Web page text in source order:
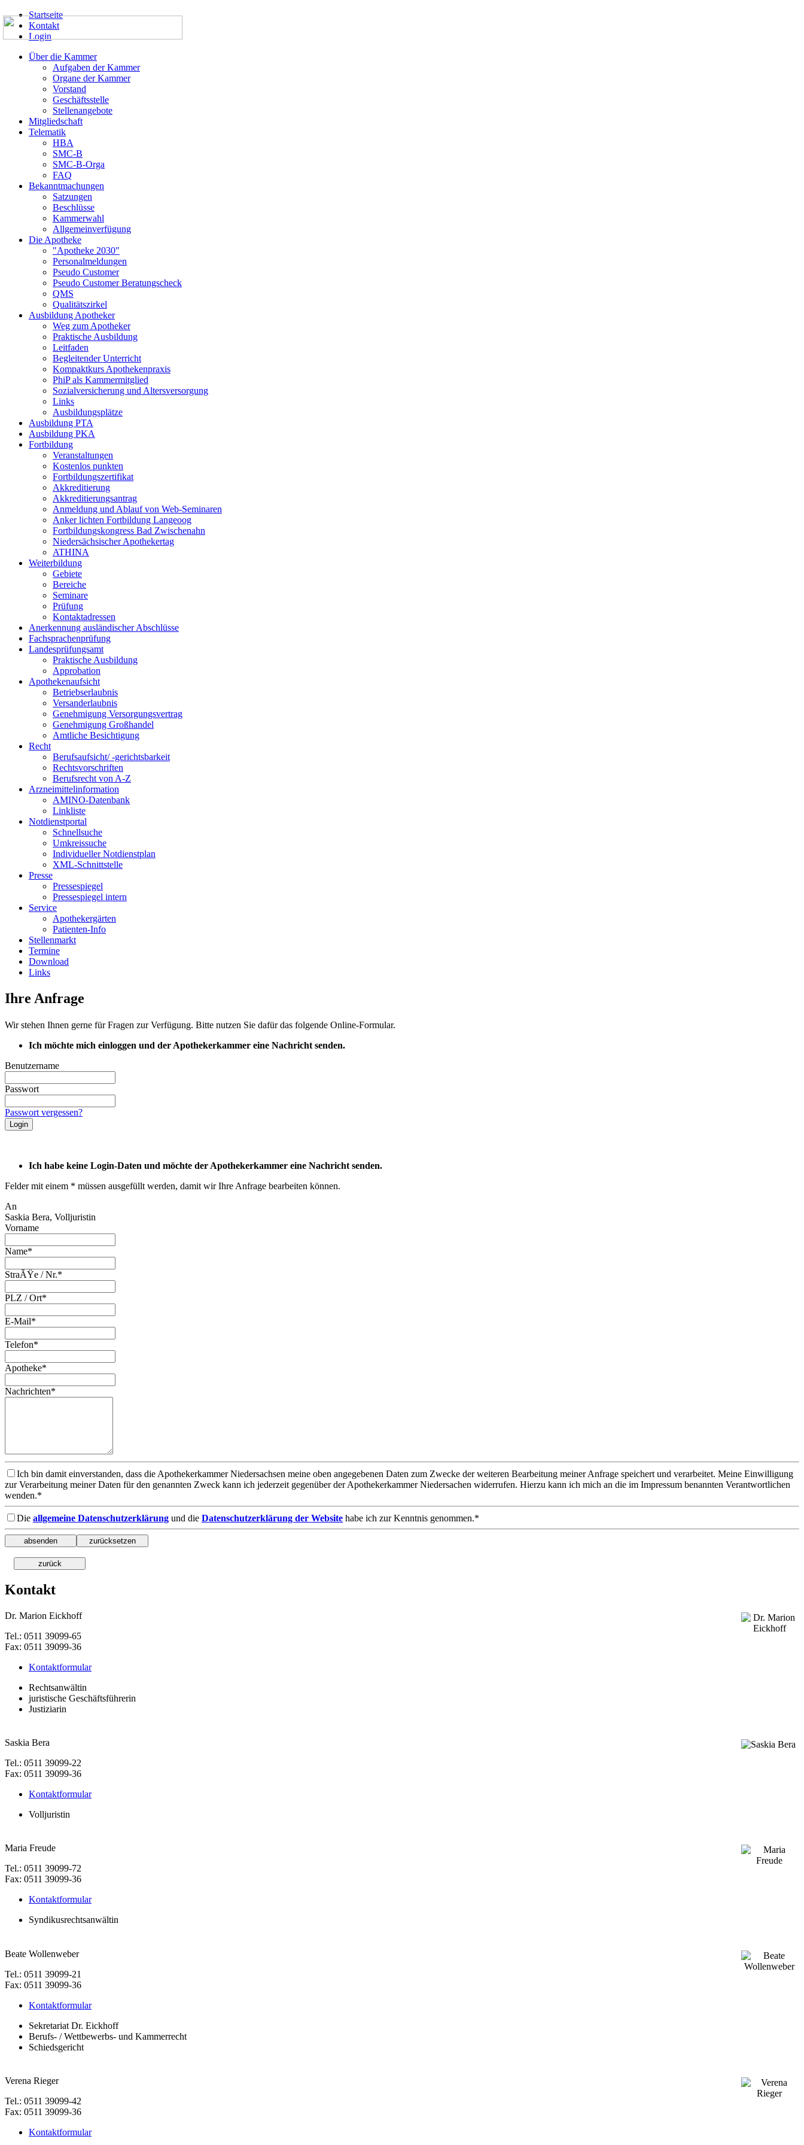
Startseite
Kontakt
Login
Über die Kammer
Aufgaben der Kammer
Organe der Kammer
Vorstand
Geschäftsstelle
Stellenangebote
Mitgliedschaft
Telematik
HBA
SMC-B
SMC-B-Orga
FAQ
Bekanntmachungen
Satzungen
Beschlüsse
Kammerwahl
Allgemeinverfügung
Die Apotheke
"Apotheke 2030"
Personalmeldungen
Pseudo Customer
Pseudo Customer Beratungscheck
QMS
Qualitätszirkel
Ausbildung Apotheker
Weg zum Apotheker
Praktische Ausbildung
Leitfaden
Begleitender Unterricht
Kompaktkurs Apothekenpraxis
PhiP als Kammermitglied
Sozialversicherung und Altersversorgung
Links
Ausbildungsplätze
Ausbildung PTA
Ausbildung PKA
Fortbildung
Veranstaltungen
Kostenlos punkten
Fortbildungszertifikat
Akkreditierung
Akkreditierungsantrag
Anmeldung und Ablauf von Web-Seminaren
Anker lichten Fortbildung Langeoog
Fortbildungskongress Bad Zwischenahn
Niedersächsischer Apothekertag
ATHINA
Weiterbildung
Gebiete
Bereiche
Seminare
Prüfung
Kontaktadressen
Anerkennung ausländischer Abschlüsse
Fachsprachenprüfung
Landesprüfungsamt
Praktische Ausbildung
Approbation
Apothekenaufsicht
Betriebserlaubnis
Versanderlaubnis
Genehmigung Versorgungsvertrag
Genehmigung Großhandel
Amtliche Besichtigung
Recht
Berufsaufsicht/ -gerichtsbarkeit
Rechtsvorschriften
Berufsrecht von A-Z
Arzneimittelinformation
AMINO-Datenbank
Linkliste
Notdienstportal
Schnellsuche
Umkreissuche
Individueller Notdienstplan
XML-Schnittstelle
Presse
Pressespiegel
Pressespiegel intern
Service
Apothekergärten
Patienten-Info
Stellenmarkt
Termine
Download
Links
Ihre Anfrage
Wir stehen Ihnen gerne für Fragen zur Verfügung. Bitte nutzen Sie dafür das folgende Online-Formular.
Ich möchte mich einloggen und der Apothekerkammer eine Nachricht senden.
Benutzername
Passwort
Passwort vergessen?
Ich habe keine Login-Daten und möchte der Apothekerkammer eine Nachricht senden.
Felder mit einem * müssen ausgefüllt werden, damit wir Ihre Anfrage bearbeiten können.
An
Saskia Bera, Volljuristin
Vorname
Name*
StraÃŸe / Nr.*
PLZ / Ort*
E-Mail*
Telefon*
Apotheke*
Nachrichten*
Ich bin damit einverstanden, dass die Apothekerkammer Niedersachsen meine oben angegebenen Daten zum Zwecke der weiteren Bearbeitung meiner Anfrage speichert und verarbeitet. Meine Einwilligung
zur Verarbeitung meiner Daten für den genannten Zweck kann ich jederzeit gegenüber der Apothekerkammer Niedersachen widerrufen. Hierzu kann ich mich an die im Impressum benannten Verantwortlichen
wenden.*
Die allgemeine Datenschutzerklärung und die Datenschutzerklärung der Website habe ich zur Kenntnis genommen.*
Kontakt
Dr. Marion Eickhoff
Tel.: 0511 39099-65
Fax: 0511 39099-36
Kontaktformular
Rechtsanwältin
juristische Geschäftsführerin
Justiziarin
Saskia Bera
Tel.: 0511 39099-22
Fax: 0511 39099-36
Kontaktformular
Volljuristin
Maria Freude
Tel.: 0511 39099-72
Fax: 0511 39099-36
Kontaktformular
Syndikusrechtsanwältin
Beate Wollenweber
Tel.: 0511 39099-21
Fax: 0511 39099-36
Kontaktformular
Sekretariat Dr. Eickhoff
Berufs- / Wettbewerbs- und Kammerrecht
Schiedsgericht
Verena Rieger
Tel.: 0511 39099-42
Fax: 0511 39099-36
Kontaktformular